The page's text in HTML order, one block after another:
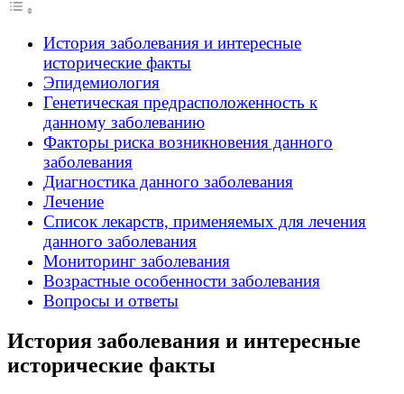
История заболевания и интересные
исторические факты
Эпидемиология
Генетическая предрасположенность к
данному заболеванию
Факторы риска возникновения данного
заболевания
Диагностика данного заболевания
Лечение
Список лекарств, применяемых для лечения
данного заболевания
Мониторинг заболевания
Возрастные особенности заболевания
Вопросы и ответы
История заболевания и интересные
исторические факты